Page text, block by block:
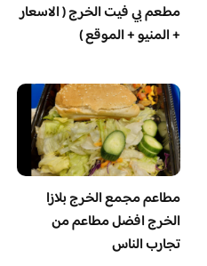
مطعم بي فيت الخرج ( الاسعار
+ المنيو + الموقع )
مطاعم مجمع الخرج بلازا
الخرج افضل مطاعم من
تجارب الناس